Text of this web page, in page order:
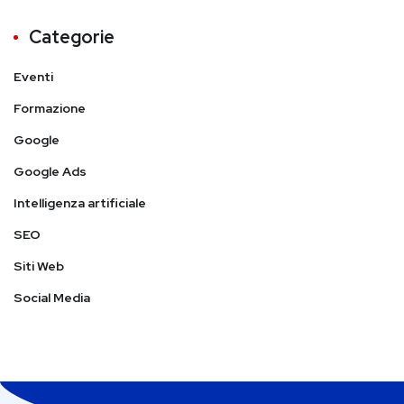
Categorie
Eventi
Formazione
Google
Google Ads
Intelligenza artificiale
SEO
Siti Web
Social Media